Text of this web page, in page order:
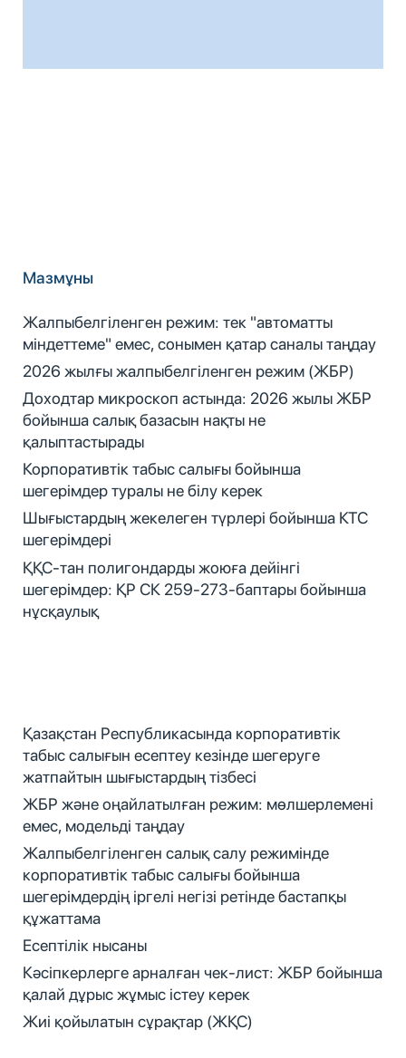
Мазмұны
Жалпыбелгіленген режим: тек "автоматты
міндеттеме" емес, сонымен қатар саналы таңдау
2026 жылғы жалпыбелгіленген режим (ЖБР)
Доходтар микроскоп астында: 2026 жылы ЖБР
бойынша салық базасын нақты не
қалыптастырады
Корпоративтік табыс салығы бойынша
шегерімдер туралы не білу керек
Шығыстардың жекелеген түрлері бойынша КТС
шегерімдері
ҚҚС-тан полигондарды жоюға дейінгі
шегерімдер: ҚР СК 259-273-баптары бойынша
нұсқаулық
Қазақстан Республикасында корпоративтік
табыс салығын есептеу кезінде шегеруге
жатпайтын шығыстардың тізбесі
ЖБР және оңайлатылған режим: мөлшерлемені
емес, модельді таңдау
Жалпыбелгіленген салық салу режимінде
корпоративтік табыс салығы бойынша
шегерімдердің іргелі негізі ретінде бастапқы
құжаттама
Есептілік нысаны
Кәсіпкерлерге арналған чек-лист: ЖБР бойынша
қалай дұрыс жұмыс істеу керек
Жиі қойылатын сұрақтар (ЖҚС)